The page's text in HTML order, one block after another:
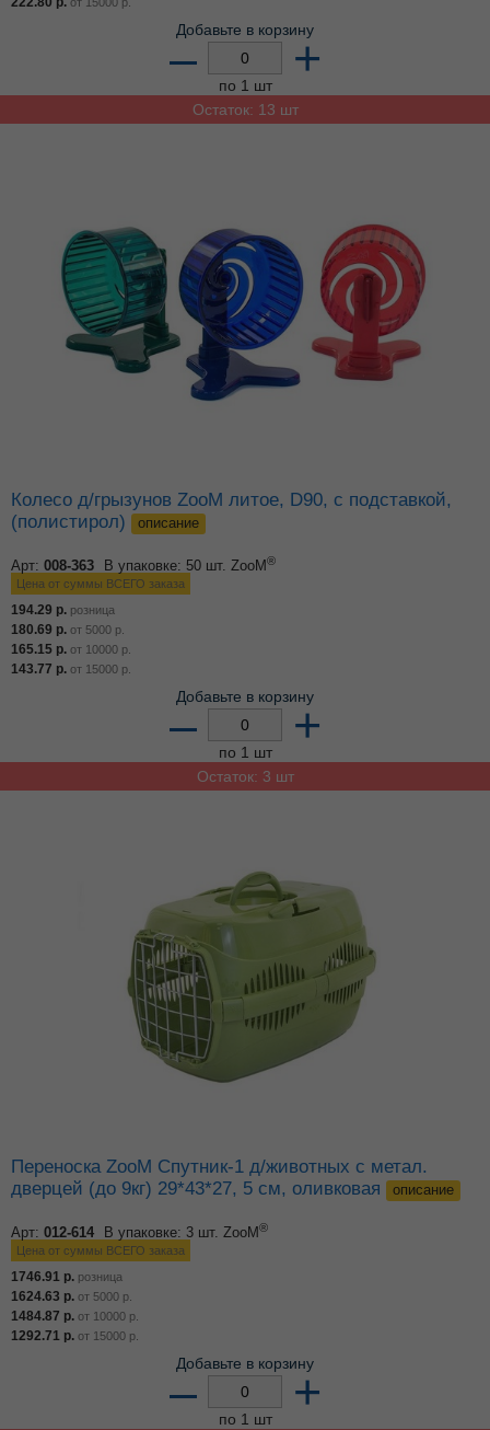
Добавьте в корзину
– +
по 1 шт
Остаток: 13 шт
Колесо д/грызунов ZooM литое, D90, с подставкой,
(полистирол)
описание
Арт: 008-363 В упаковке: 50 шт. ZooM®
Цена от суммы ВСЕГО заказа
194.29 р. розница
180.69 р. от 5000 р.
165.15 р. от 10000 р.
143.77 р. от 15000 р.
Добавьте в корзину
– +
по 1 шт
Остаток: 3 шт
Переноска ZooM Спутник-1 д/животных с метал.
дверцей (до 9кг) 29*43*27, 5 см, оливковая
описание
Арт: 012-614 В упаковке: 3 шт. ZooM®
Цена от суммы ВСЕГО заказа
1746.91 р. розница
1624.63 р. от 5000 р.
1484.87 р. от 10000 р.
1292.71 р. от 15000 р.
Добавьте в корзину
– +
по 1 шт